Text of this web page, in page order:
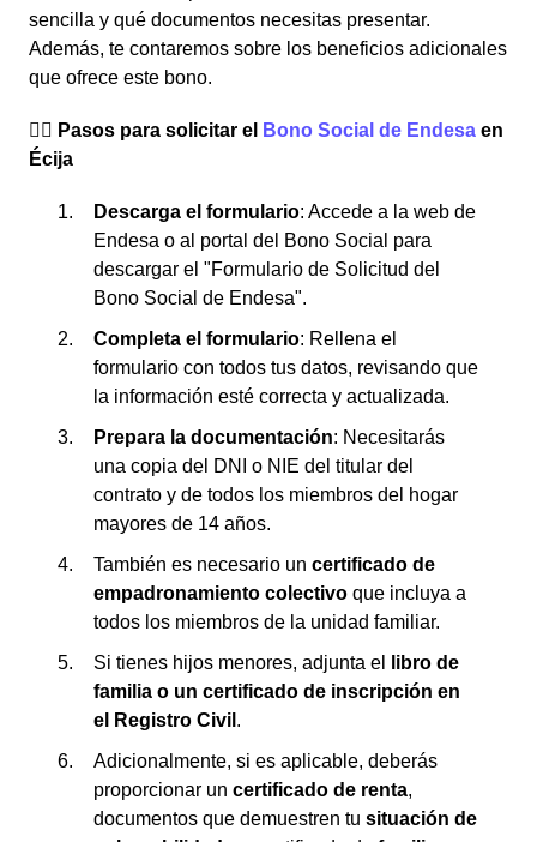
sencilla y qué documentos necesitas presentar.
Además, te contaremos sobre los beneficios adicionales
que ofrece este bono.
👉🏼 Pasos para solicitar el Bono Social de Endesa en
Écija
Descarga el formulario: Accede a la web de
Endesa o al portal del Bono Social para
descargar el "Formulario de Solicitud del
Bono Social de Endesa".
Completa el formulario: Rellena el
formulario con todos tus datos, revisando que
la información esté correcta y actualizada.
Prepara la documentación: Necesitarás
una copia del DNI o NIE del titular del
contrato y de todos los miembros del hogar
mayores de 14 años.
También es necesario un certificado de
empadronamiento colectivo que incluya a
todos los miembros de la unidad familiar.
Si tienes hijos menores, adjunta el
libro de
familia o un certificado de inscripción en
el Registro Civil .
Adicionalmente, si es aplicable, deberás
proporcionar un certificado de renta,
documentos que demuestren tu situación de